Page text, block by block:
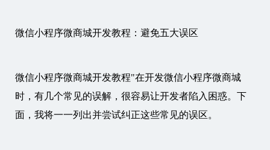
微信小程序微商城开发教程：避免五大误区
微信小程序微商城开发教程"在开发微信小程序微商城
时，有几个常见的误解，很容易让开发者陷入困惑。下
面，我将一一列出并尝试纠正这些常见的误区。